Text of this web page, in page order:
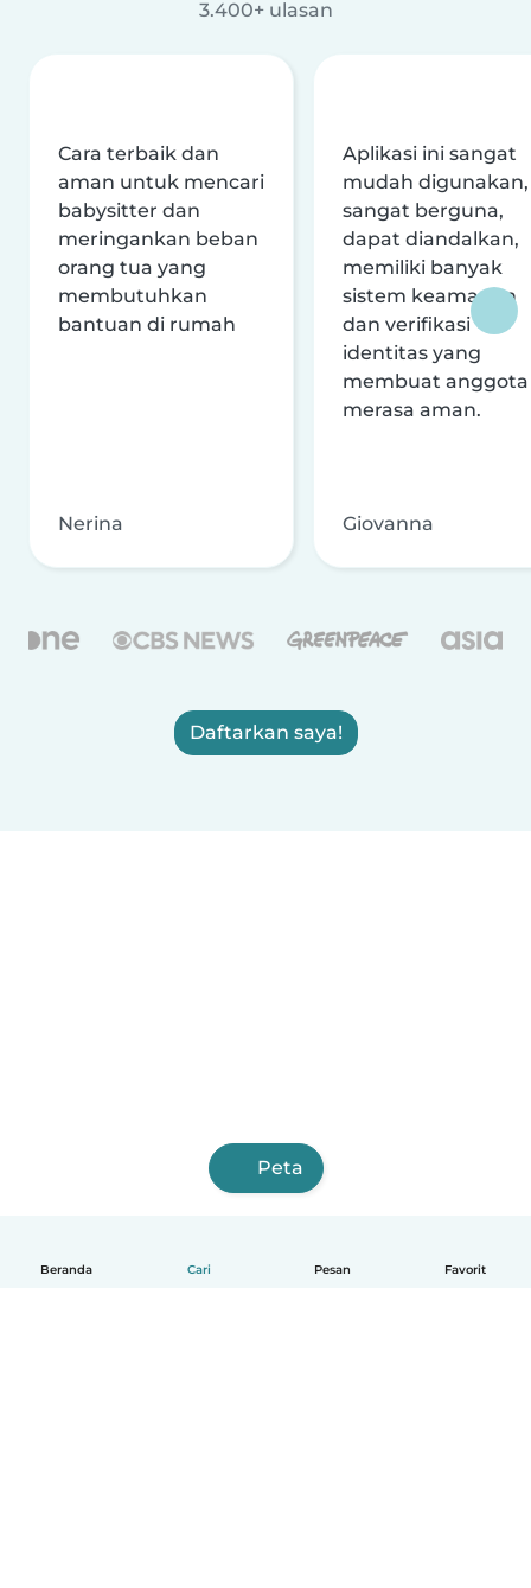
Beranda Cari Pesan Favorit
3.400+ ulasan
Cara terbaik dan
aman untuk mencari
babysitter dan
meringankan beban
orang tua yang
membutuhkan
bantuan di rumah
Nerina
Aplikasi ini sangat
mudah digunakan,
sangat berguna,
dapat diandalkan,
memiliki banyak
sistem keamanan
dan verifikasi
identitas yang
membuat anggota
merasa aman.
Giovanna
Daftarkan saya!
Peta